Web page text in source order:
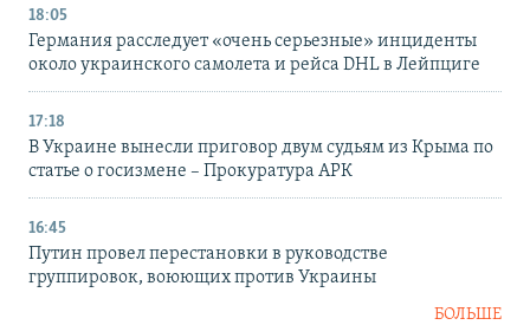
18:05
Германия расследует «очень серьезные» инциденты
около украинского самолета и рейса DHL в Лейпциге
17:18
В Украине вынесли приговор двум судьям из Крыма по
статье о госизмене – Прокуратура АРК
16:45
Путин провел перестановки в руководстве
группировок, воюющих против Украины
БОЛЬШЕ